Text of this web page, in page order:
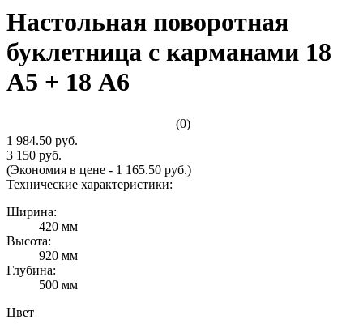
Настольная поворотная
буклетница с карманами 18
А5 + 18 А6
(0)
1 984.50 руб.
3 150 руб.
(Экономия в цене - 1 165.50 руб.)
Технические характеристики:
Ширина:
420 мм
Высота:
920 мм
Глубина:
500 мм
Цвет